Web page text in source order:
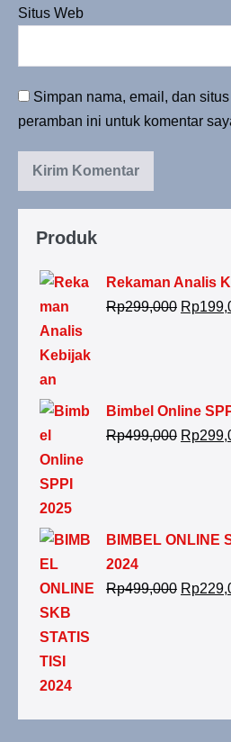
Situs Web
Simpan nama, email, dan
peramban ini untuk komentar
Produk
Rekaman Analis
Rp299,000 Rp
Bimbel Online
Rp499,000 Rp
BIMBEL ONLINE
2024
Rp499,000 Rp